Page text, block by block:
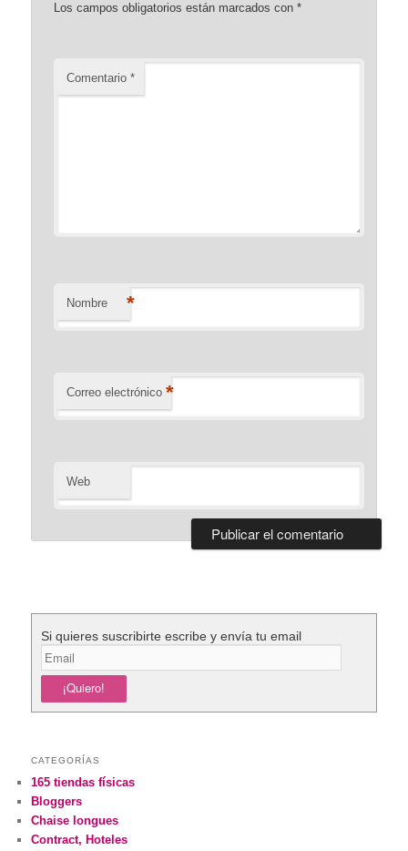
Los campos obligatorios están marcados con*
Comentario*
Nombre *
Correo electrónico *
Web
Si quieres suscribirte escribe y envía tu email
CATEGORÍAS
165 tiendas físicas
Bloggers
Chaise longues
Contract, Hoteles